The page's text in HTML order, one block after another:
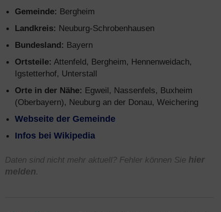
Gemeinde: Bergheim
Landkreis: Neuburg-Schrobenhausen
Bundesland: Bayern
Ortsteile: Attenfeld, Bergheim, Hennenweidach,
Igstetterhof, Unterstall
Orte in der Nähe: Egweil, Nassenfels, Buxheim
(Oberbayern), Neuburg an der Donau, Weichering
Webseite der Gemeinde
Infos bei Wikipedia
Daten sind nicht mehr aktuell? Fehler können Sie hier
melden.